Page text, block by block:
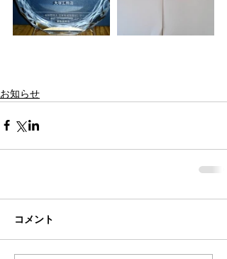
お知らせ
コメント